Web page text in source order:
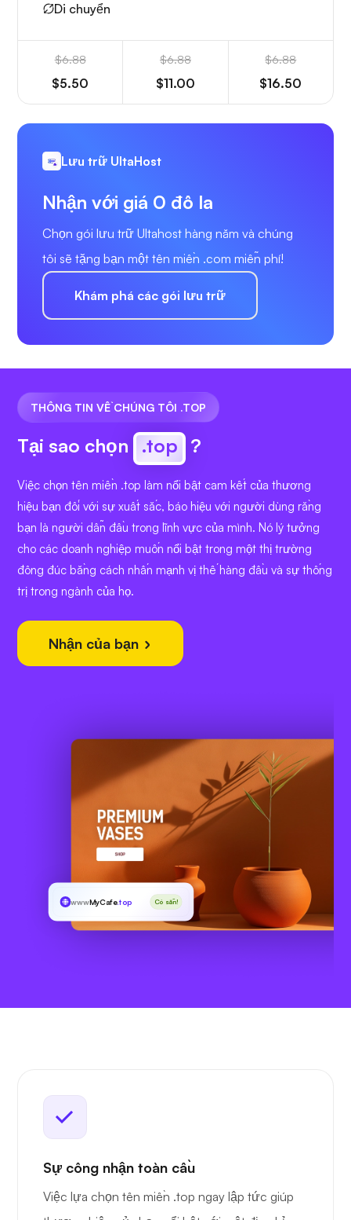
Di chuyển
$6.88
$5.50
$6.88
$11.00
$6.88
$16.50
Lưu trữ UltaHost
Nhận với giá 0 đô la
Chọn gói lưu trữ Ultahost hàng năm và chúng
tôi sẽ tặng bạn một tên miền .com miễn phí!
Khám phá các gói lưu trữ
THÔNG TIN VỀ CHÚNG TÔI .TOP
Tại sao chọn .top ?
Việc chọn tên miền .top làm nổi bật cam kết của thương
hiệu bạn đối với sự xuất sắc, báo hiệu với người dùng rằng
bạn là người dẫn đầu trong lĩnh vực của mình. Nó lý tưởng
cho các doanh nghiệp muốn nổi bật trong một thị trường
đông đúc bằng cách nhấn mạnh vị thế hàng đầu và sự thống
trị trong ngành của họ.
Nhận của bạn
wwwMyCafe.top Có sẵn!
Sự công nhận toàn cầu
Việc lựa chọn tên miền .top ngay lập tức giúp